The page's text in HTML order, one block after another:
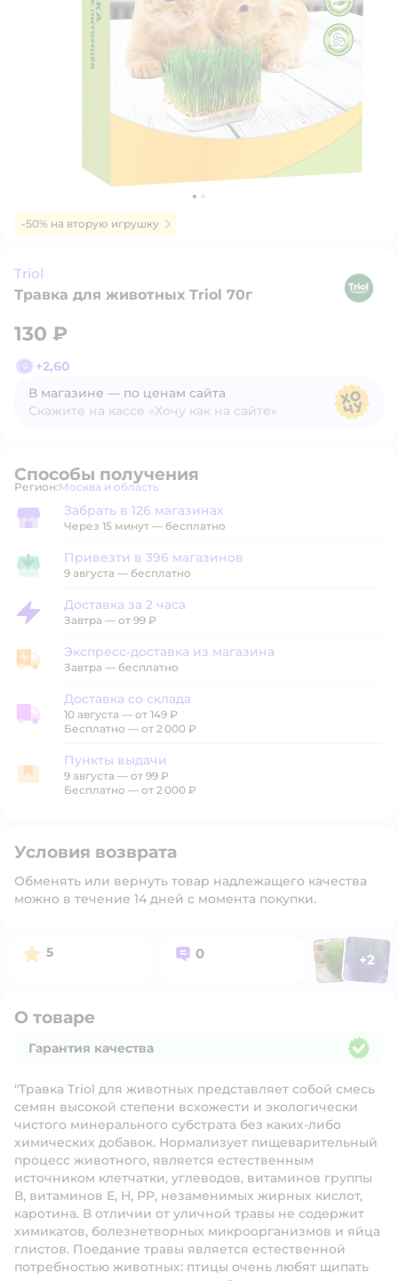
-50% на вторую игрушку
Triol
Травка для животных Triol 70г
130 ₽
+2,60
В магазине — по ценам сайта
Скажите на кассе «Хочу как на сайте»
Способы получения
Регион: Выбор адреса доставки.
Москва и область
Забрать в магазине
Забрать в 126 магазинах
Через 15 минут — бесплатно
Привезти в магазин
Привезти в 396 магазинов
9 августа — бесплатно
Доставка за 2 часа
Доставка за 2 часа
Завтра — от 99 ₽
Экспресс-доставка из магазина
Экспресс-доставка из магазина
Завтра — бесплатно
Доставка со склада
Доставка со склада
10 августа — от 149 ₽
Бесплатно — от 2 000 ₽
Пункты выдачи
Пункты выдачи
9 августа — от 99 ₽
Бесплатно — от 2 000 ₽
Условия возврата
Обменять или вернуть товар надлежащего качества
можно в течение 14 дней с момента покупки.
Рейтинг:
5 Вопросов:
0 ФотоФото
+2
О товаре
Гарантия качества
"Травка Triol для животных представляет собой смесь
семян высокой степени всхожести и экологически
чистого минерального субстрата без каких-либо
химических добавок. Нормализует пищеварительный
процесс животного, является естественным
источником клетчатки, углеводов, витаминов группы
В, витаминов Е, Н, РР, незаменимых жирных кислот,
каротина. В отличии от уличной травы не содержит
химикатов, болезнетворных микроорганизмов и яйца
глистов. Поедание травы является естественной
потребностью животных: птицы очень любят щипать